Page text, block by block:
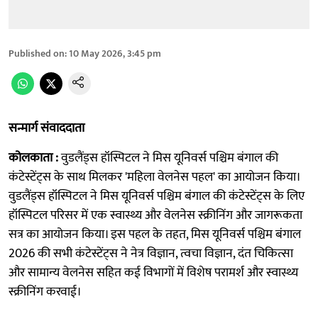
Published on:10 May 2026, 3:45 pm
सन्मार्ग संवाददाता
कोलकाता :वुडलैंड्स हॉस्पिटल ने मिस यूनिवर्स पश्चिम बंगाल की
कंटेस्टेंट्स के साथ मिलकर 'महिला वेलनेस पहल' का आयोजन किया।
वुडलैंड्स हॉस्पिटल ने मिस यूनिवर्स पश्चिम बंगाल की कंटेस्टेंट्स के लिए
हॉस्पिटल परिसर में एक स्वास्थ्य और वेलनेस स्क्रीनिंग और जागरूकता
सत्र का आयोजन किया। इस पहल के तहत, मिस यूनिवर्स पश्चिम बंगाल
2026 की सभी कंटेस्टेंट्स ने नेत्र विज्ञान, त्वचा विज्ञान, दंत चिकित्सा
और सामान्य वेलनेस सहित कई विभागों में विशेष परामर्श और स्वास्थ्य
स्क्रीनिंग करवाई।